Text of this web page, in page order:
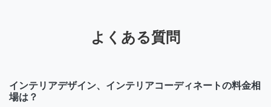
よくある質問
インテリアデザイン、インテリアコーディネートの料金相
場は？